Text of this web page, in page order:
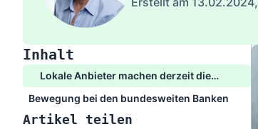
Inhalt
Lokale Anbieter machen derzeit die
besten Angebote
Bewegung bei den bundesweiten Banken
Artikel teilen